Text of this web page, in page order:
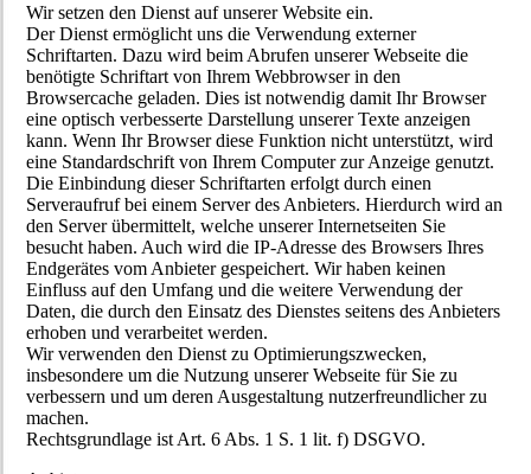
Wir setzen den Dienst auf unserer Website ein.
Der Dienst ermöglicht uns die Verwendung externer
Schriftarten. Dazu wird beim Abrufen unserer Webseite die
benötigte Schriftart von Ihrem Webbrowser in den
Browsercache geladen. Dies ist notwendig damit Ihr Browser
eine optisch verbesserte Darstellung unserer Texte anzeigen
kann. Wenn Ihr Browser diese Funktion nicht unterstützt, wird
eine Standardschrift von Ihrem Computer zur Anzeige genutzt.
Die Einbindung dieser Schriftarten erfolgt durch einen
Serveraufruf bei einem Server des Anbieters. Hierdurch wird an
den Server übermittelt, welche unserer Internetseiten Sie
besucht haben. Auch wird die IP-Adresse des Browsers Ihres
Endgerätes vom Anbieter gespeichert. Wir haben keinen
Einfluss auf den Umfang und die weitere Verwendung der
Daten, die durch den Einsatz des Dienstes seitens des Anbieters
erhoben und verarbeitet werden.
Wir verwenden den Dienst zu Optimierungszwecken,
insbesondere um die Nutzung unserer Webseite für Sie zu
verbessern und um deren Ausgestaltung nutzerfreundlicher zu
machen.
Rechtsgrundlage ist Art. 6 Abs. 1 S. 1 lit. f) DSGVO.